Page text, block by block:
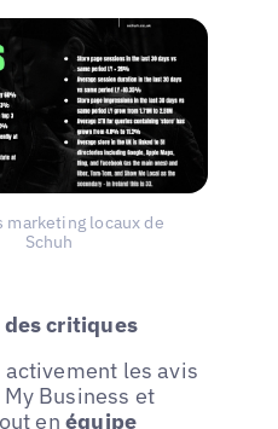
marketing locaux de
Schuh
des critiques
activement les avis
Business et
enéquipe